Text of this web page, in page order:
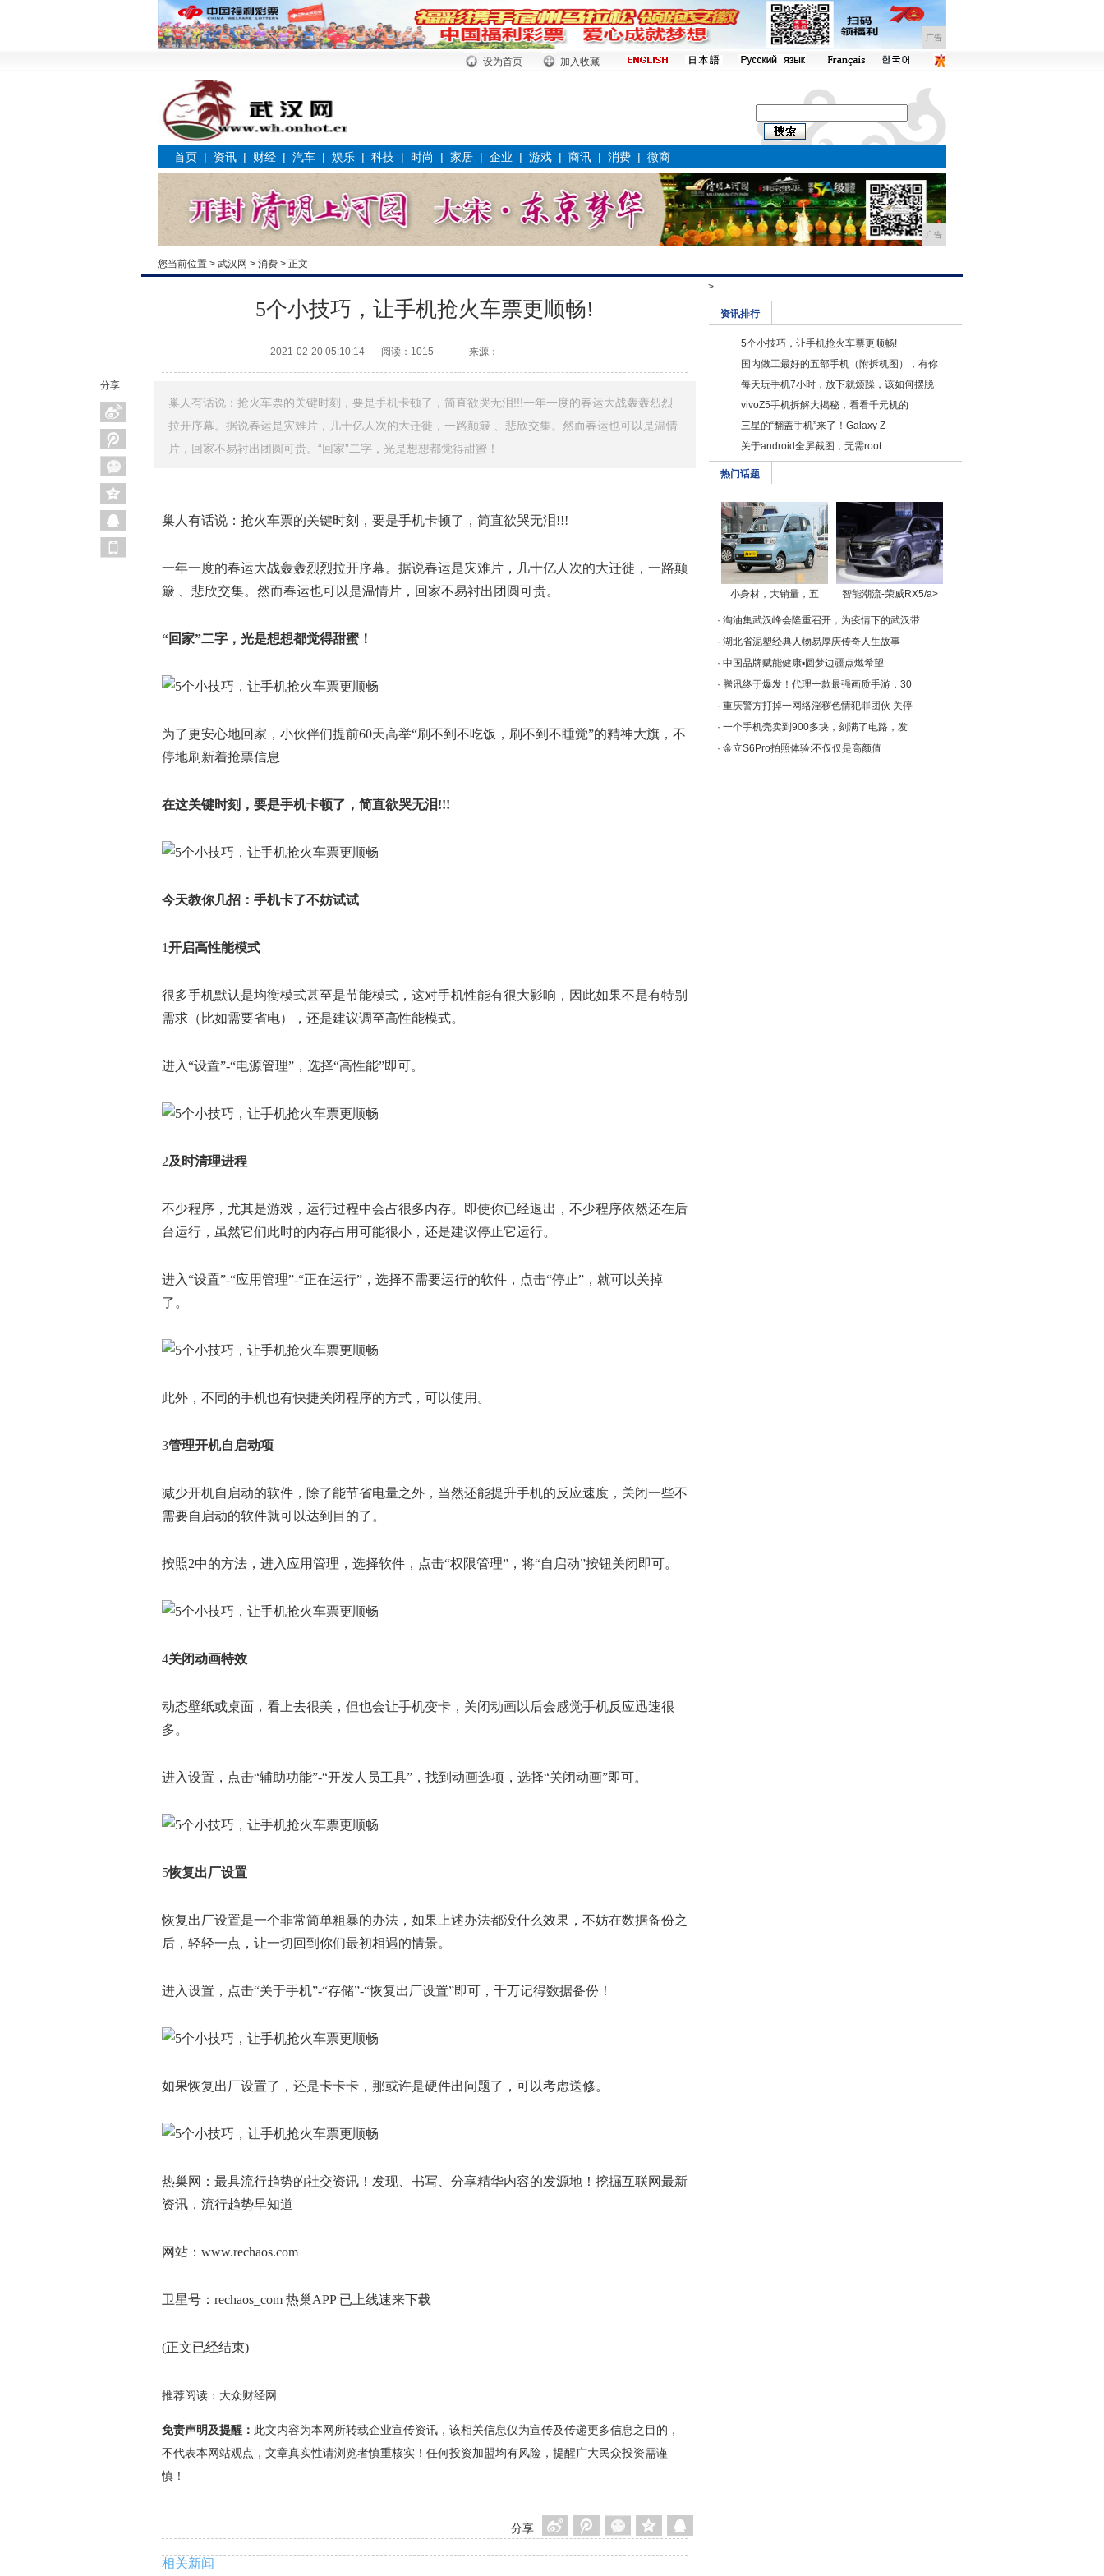
广告
设为首页 加入收藏
首页 | 资讯 | 财经 | 汽车 | 娱乐 | 科技 | 时尚 | 家居 | 企业 | 游戏 | 商讯 | 消费 | 微商
广告
您当前位置 > 武汉网 > 消费 > 正文
>
分享
5个小技巧，让手机抢火车票更顺畅!
2021-02-20 05:10:14 阅读：1015 来源：
巢人有话说：抢火车票的关键时刻，要是手机卡顿了，简直欲哭无泪!!!一年一度的春运大战轰轰烈烈
拉开序幕。据说春运是灾难片，几十亿人次的大迁徙，一路颠簸 、悲欣交集。然而春运也可以是温情
片，回家不易衬出团圆可贵。“回家”二字，光是想想都觉得甜蜜！
巢人有话说：抢火车票的关键时刻，要是手机卡顿了，简直欲哭无泪!!!
一年一度的春运大战轰轰烈烈拉开序幕。据说春运是灾难片，几十亿人次的大迁徙，一路颠
簸 、悲欣交集。然而春运也可以是温情片，回家不易衬出团圆可贵。
“回家”二字，光是想想都觉得甜蜜！
为了更安心地回家，小伙伴们提前60天高举“刷不到不吃饭，刷不到不睡觉”的精神大旗，不
停地刷新着抢票信息
在这关键时刻，要是手机卡顿了，简直欲哭无泪!!!
今天教你几招：手机卡了不妨试试
1开启高性能模式
很多手机默认是均衡模式甚至是节能模式，这对手机性能有很大影响，因此如果不是有特别
需求（比如需要省电），还是建议调至高性能模式。
进入“设置”-“电源管理”，选择“高性能”即可。
2及时清理进程
不少程序，尤其是游戏，运行过程中会占很多内存。即使你已经退出，不少程序依然还在后
台运行，虽然它们此时的内存占用可能很小，还是建议停止它运行。
进入“设置”-“应用管理”-“正在运行”，选择不需要运行的软件，点击“停止”，就可以关掉
了。
此外，不同的手机也有快捷关闭程序的方式，可以使用。
3管理开机自启动项
减少开机自启动的软件，除了能节省电量之外，当然还能提升手机的反应速度，关闭一些不
需要自启动的软件就可以达到目的了。
按照2中的方法，进入应用管理，选择软件，点击“权限管理”，将“自启动”按钮关闭即可。
4关闭动画特效
动态壁纸或桌面，看上去很美，但也会让手机变卡，关闭动画以后会感觉手机反应迅速很
多。
进入设置，点击“辅助功能”-“开发人员工具”，找到动画选项，选择“关闭动画”即可。
5恢复出厂设置
恢复出厂设置是一个非常简单粗暴的办法，如果上述办法都没什么效果，不妨在数据备份之
后，轻轻一点，让一切回到你们最初相遇的情景。
进入设置，点击“关于手机”-“存储”-“恢复出厂设置”即可，千万记得数据备份！
如果恢复出厂设置了，还是卡卡卡，那或许是硬件出问题了，可以考虑送修。
热巢网：最具流行趋势的社交资讯！发现、书写、分享精华内容的发源地！挖掘互联网最新
资讯，流行趋势早知道
网站：www.rechaos.com
卫星号：rechaos_com 热巢APP 已上线速来下载
(正文已经结束)
推荐阅读： 大众财经网
免责声明及提醒： 此文内容为本网所转载企业宣传资讯，该相关信息仅为宣传及传递更多信息之目的，
不代表本网站观点，文章真实性请浏览者慎重核实！任何投资加盟均有风险，提醒广大民众投资需谨
慎！
分享
相关新闻
资讯排行
5个小技巧，让手机抢火车票更顺畅!
国内做工最好的五部手机（附拆机图），有你
每天玩手机7小时，放下就烦躁，该如何摆脱
vivoZ5手机拆解大揭秘，看看千元机的
三星的“翻盖手机”来了！Galaxy Z
关于android全屏截图，无需root
热门话题
小身材，大销量，五
菱/a>
智能潮流-荣威RX5/a>
· 淘油集武汉峰会隆重召开，为疫情下的武汉带
· 湖北省泥塑经典人物易厚庆传奇人生故事
· 中国品牌赋能健康▪圆梦边疆点燃希望
· 腾讯终于爆发！代理一款最强画质手游，30
· 重庆警方打掉一网络淫秽色情犯罪团伙 关停
· 一个手机壳卖到900多块，刻满了电路，发
· 金立S6Pro拍照体验:不仅仅是高颜值